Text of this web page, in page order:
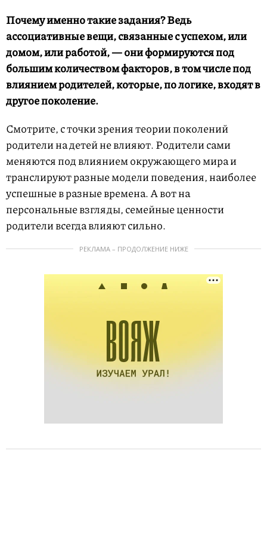
Почему именно такие задания? Ведь
ассоциативные вещи, связанные с успехом, или
домом, или работой, — они формируются под
большим количеством факторов, в том числе под
влиянием родителей, которые, по логике, входят в
другое поколение.
Смотрите, с точки зрения теории поколений
родители на детей не влияют. Родители сами
меняются под влиянием окружающего мира и
транслируют разные модели поведения, наиболее
успешные в разные времена. А вот на
персональные взгляды, семейные ценности
родители всегда влияют сильно.
РЕКЛАМА – ПРОДОЛЖЕНИЕ НИЖЕ